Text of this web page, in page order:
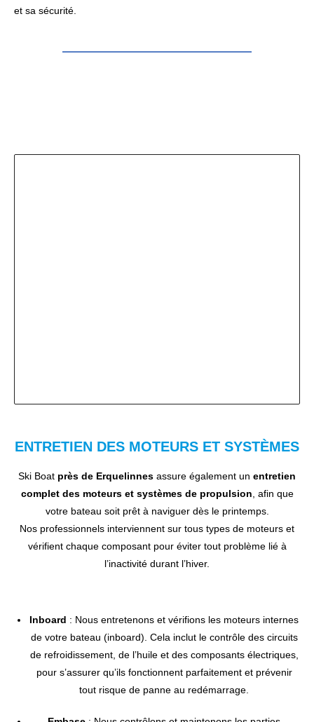
et sa sécurité.
ENTRETIEN DES MOTEURS ET SYSTÈMES
Ski Boat près de Erquelinnes assure également un entretien
complet des moteurs et systèmes de propulsion, afin que
votre bateau soit prêt à naviguer dès le printemps.
Nos professionnels interviennent sur tous types de moteurs et
vérifient chaque composant pour éviter tout problème lié à
l’inactivité durant l’hiver.
Inboard : Nous entretenons et vérifions les moteurs internes
de votre bateau (inboard). Cela inclut le contrôle des circuits
de refroidissement, de l’huile et des composants électriques,
pour s’assurer qu’ils fonctionnent parfaitement et prévenir
tout risque de panne au redémarrage.